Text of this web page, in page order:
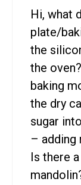
Hi, what
plate/
the
the
baking
the dry
sugar
– adding
Is there